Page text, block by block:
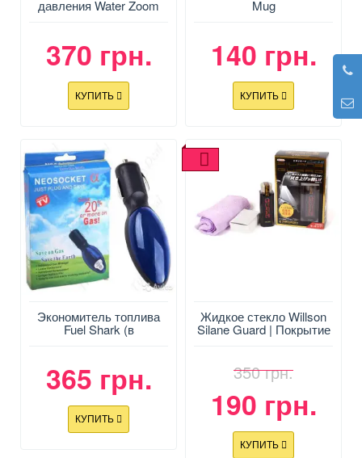
давления Water Zoom
(ВОТЕР ЗУМ) насадка
370 грн.
КУПИТЬ
Mug
140 грн.
КУПИТЬ
Экономитель топлива
Fuel Shark (в
прикуриватель)
365 грн.
КУПИТЬ
Жидкое стекло Willson
Silane Guard | Покрытие
для автомобиля (95 мл)
350 грн.
190 грн.
КУПИТЬ